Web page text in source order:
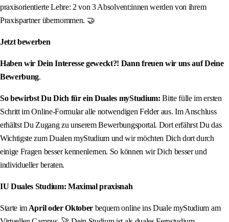
praxisorientierte Lehre: 2 von 3 Absolvent:innen werden von ihrem
Praxispartner übernommen. 🤝
Jetzt bewerben
Haben wir Dein Interesse geweckt?! Dann freuen wir uns auf Deine
Bewerbung.
So bewirbst Du Dich für ein Duales myStudium: Bitte fülle im ersten
Schritt im Online-Formular alle notwendigen Felder aus. Im Anschluss
erhältst Du Zugang zu unserem Bewerbungsportal. Dort erfährst Du das
Wichtigste zum Dualen myStudium und wir möchten Dich dort durch
einige Fragen besser kennenlernen. So können wir Dich besser und
individueller beraten.
IU Duales Studium: Maximal praxisnah
Starte im April oder Oktober bequem online ins Duale myStudium am